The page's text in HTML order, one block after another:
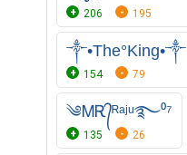
206 195
༒•The°King•༒
154 79
༄ᎷᎡ᭄ᴿᵃʲᵘ࿐⁰⁷
135 26